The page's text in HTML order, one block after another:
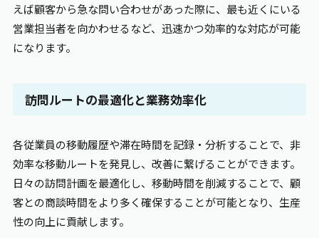
えば顧客から急な問い合わせがあった際に、最も近くにいる
営業担当者を向かわせるなど、迅速かつ効率的な対応が可能
になります。
訪問ルートの最適化と業務効率化
各従業員の移動履歴や滞在時間を記録・分析することで、非
効率な移動ルートを発見し、改善に繋げることができます。
日々の訪問計画を最適化し、移動時間を削減することで、顧
客との商談時間をより多く確保することが可能となり、生産
性の向上に貢献します。